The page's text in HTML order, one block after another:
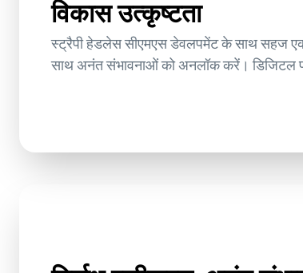
विकास उत्कृष्टता
स्ट्रैपी हेडलेस सीएमएस डेवलपमेंट के साथ सहज
साथ अनंत संभावनाओं को अनलॉक करें। डिजिटल